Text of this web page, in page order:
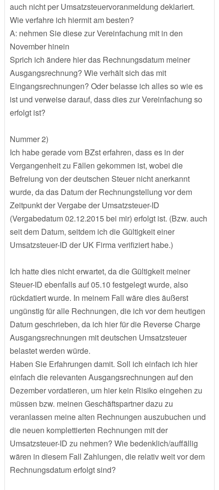
auch nicht per Umsatzsteuervoranmeldung deklariert.
Wie verfahre ich hiermit am besten?
A: nehmen Sie diese zur Vereinfachung mit in den
November hinein
Sprich ich ändere hier das Rechnungsdatum meiner
Ausgangsrechnung? Wie verhält sich das mit
Eingangsrechnungen? Oder belasse ich alles so wie es
ist und verweise darauf, dass dies zur Vereinfachung so
erfolgt ist?
Nummer 2)
Ich habe gerade vom BZst erfahren, dass es in der
Vergangenheit zu Fällen gekommen ist, wobei die
Befreiung von der deutschen Steuer nicht anerkannt
wurde, da das Datum der Rechnungstellung vor dem
Zeitpunkt der Vergabe der Umsatzsteuer-ID
(Vergabedatum 02.12.2015 bei mir) erfolgt ist. (Bzw. auch
seit dem Datum, seitdem ich die Gültigkeit einer
Umsatzsteuer-ID der UK Firma verifiziert habe.)
Ich hatte dies nicht erwartet, da die Gültigkeit meiner
Steuer-ID ebenfalls auf 05.10 festgelegt wurde, also
rückdatiert wurde. In meinem Fall wäre dies äußerst
ungünstig für alle Rechnungen, die ich vor dem heutigen
Datum geschrieben, da ich hier für die Reverse Charge
Ausgangsrechnungen mit deutschen Umsatzsteuer
belastet werden würde.
Haben Sie Erfahrungen damit. Soll ich einfach ich hier
einfach die relevanten Ausgangsrechnungen auf den
Dezember vordatieren, um hier kein Risiko eingehen zu
müssen bzw. meinen Geschäftspartner dazu zu
veranlassen meine alten Rechnungen auszubuchen und
die neuen komplettierten Rechnungen mit der
Umsatzsteuer-ID zu nehmen? Wie bedenklich/auffällig
wären in diesem Fall Zahlungen, die relativ weit vor dem
Rechnungsdatum erfolgt sind?